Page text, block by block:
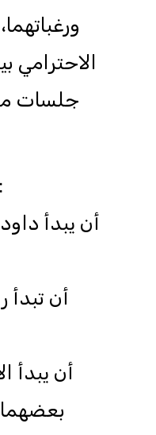
الاحترامي
جلسات
شمل الاتفاق ما يلي: